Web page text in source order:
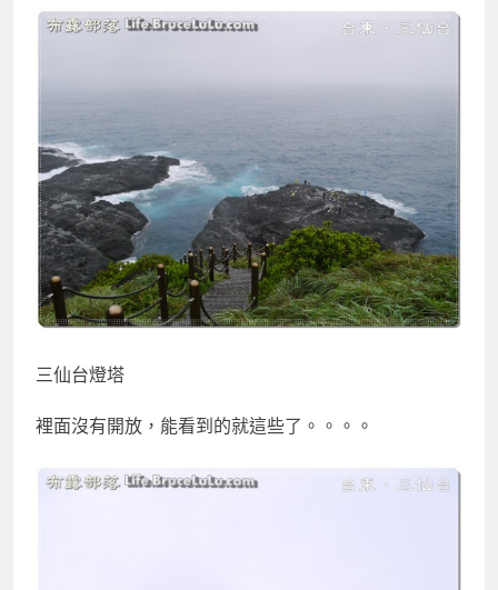
三仙台燈塔
裡面沒有開放，能看到的就這些了。。。。